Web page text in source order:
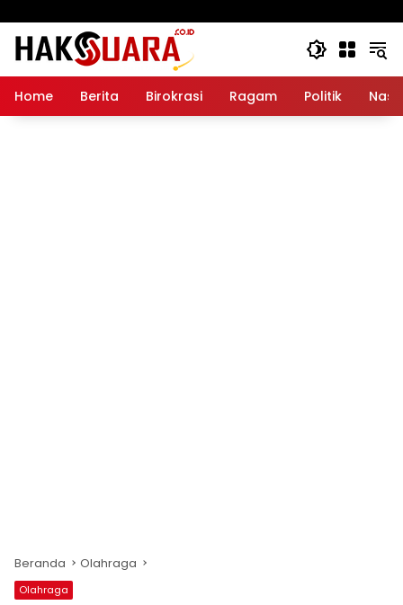
Home Berita Birokrasi Ragam Politik
Beranda Olahraga
Olahraga